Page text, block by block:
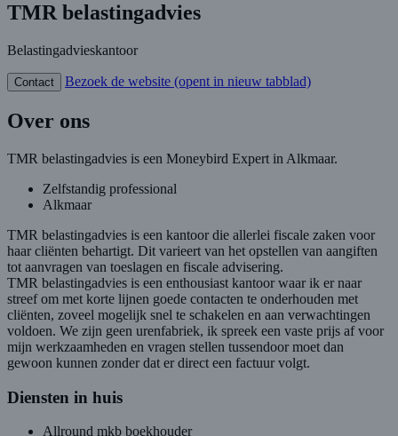
TMR belastingadvies
Belastingadvieskantoor
Contact Bezoek de website (opent in nieuw tabblad)
Over ons
TMR belastingadvies is een Moneybird Expert in Alkmaar.
Zelfstandig professional
Alkmaar
TMR belastingadvies is een kantoor die allerlei fiscale zaken voor
haar cliënten behartigt. Dit varieert van het opstellen van aangiften
tot aanvragen van toeslagen en fiscale advisering.
TMR belastingadvies is een enthousiast kantoor waar ik er naar
streef om met korte lijnen goede contacten te onderhouden met
cliënten, zoveel mogelijk snel te schakelen en aan verwachtingen
voldoen. We zijn geen urenfabriek, ik spreek een vaste prijs af voor
mijn werkzaamheden en vragen stellen tussendoor moet dan
gewoon kunnen zonder dat er direct een factuur volgt.
Diensten in huis
Allround mkb boekhouder